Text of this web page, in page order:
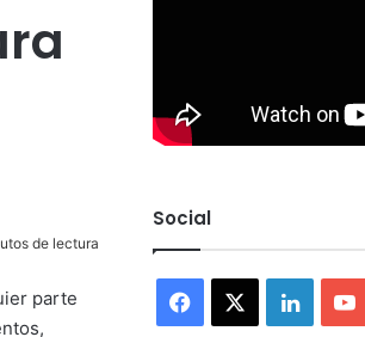
de lectura
parte
Social
Facebook